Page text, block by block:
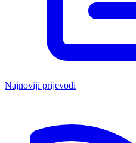
Najnoviji prijevodi